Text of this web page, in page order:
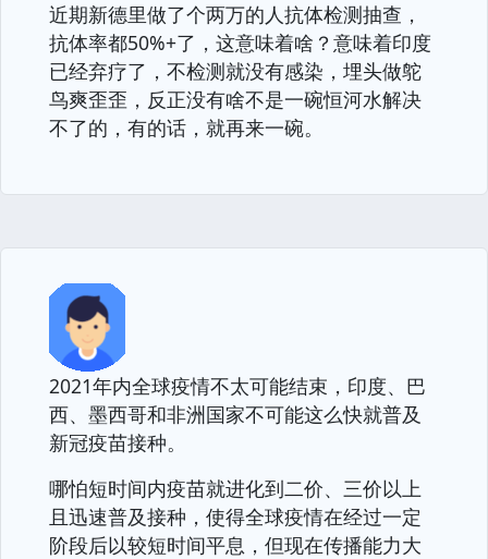
近期新德里做了个两万的人抗体检测抽查，
抗体率都50%+了，这意味着啥？意味着印度
已经弃疗了，不检测就没有感染，埋头做鸵
鸟爽歪歪，反正没有啥不是一碗恒河水解决
不了的，有的话，就再来一碗。
2021年内全球疫情不太可能结束，印度、巴
西、墨西哥和非洲国家不可能这么快就普及
新冠疫苗接种。
哪怕短时间内疫苗就进化到二价、三价以上
且迅速普及接种，使得全球疫情在经过一定
阶段后以较短时间平息，但现在传播能力大